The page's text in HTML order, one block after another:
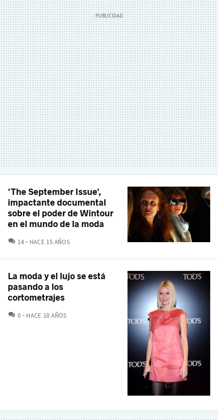
'The September Issue',
impactante documental
sobre el poder de Wintour
en el mundo de la moda
14 COMENTARIOS
HACE 15 AÑOS
La moda y el lujo se está
pasando a los
cortometrajes
0 COMENTARIOS
HACE 18 AÑOS